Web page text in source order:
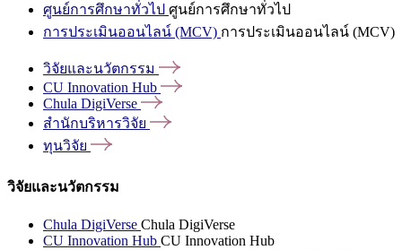
ศูนย์การศึกษาทั่วไป ศูนย์การศึกษาทั่วไป
การประเมินออนไลน์ (MCV) การประเมินออนไลน์ (MCV)
วิจัยและนวัตกรรม
CU Innovation Hub
Chula DigiVerse
สำนักบริหารวิจัย
ทุนวิจัย
วิจัยและนวัตกรรม
Chula DigiVerse Chula DigiVerse
CU Innovation Hub CU Innovation Hub